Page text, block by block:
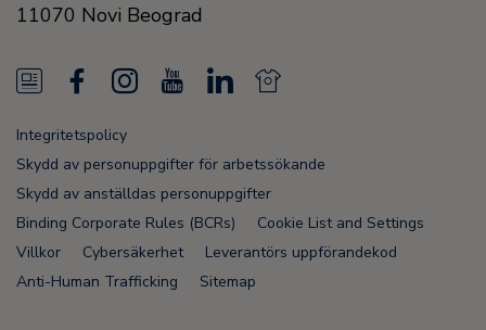
11070 Novi Beograd
N
e
w
s
F
e
c
e
b
o
I
s
t
a
g
u
T
u
L
n
k
e
d
N
w
F
Integritetspolicy
Skydd av personuppgifter för arbetssökande
Skydd av anställdas personuppgifter
Binding Corporate Rules (BCRs)
Cookie List and Settings
Villkor
Cybersäkerhet
Leverantörs uppförandekod
Anti-Human Trafficking
Sitemap